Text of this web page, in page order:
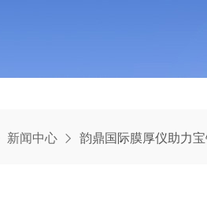
新闻中心 韵鼎国际膜厚仪助力